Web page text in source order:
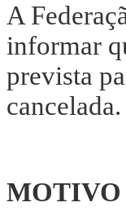
A
informar
prevista
cancelada.
MOTIVO